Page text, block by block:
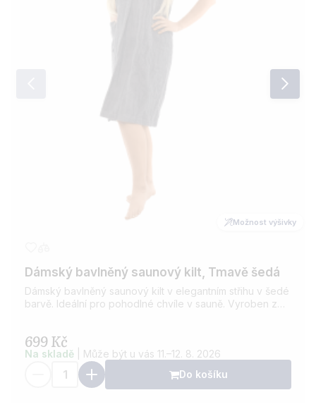
Možnost výšivky
Dámský bavlněný saunový kilt, Tmavě šedá
Dámský bavlněný saunový kilt v elegantním střihu v šedé
barvě. Ideální pro pohodlné chvíle v sauně. Vyroben z
699 Kč
Na skladě
Může být u vás 11.–12. 8. 2026
Do košíku